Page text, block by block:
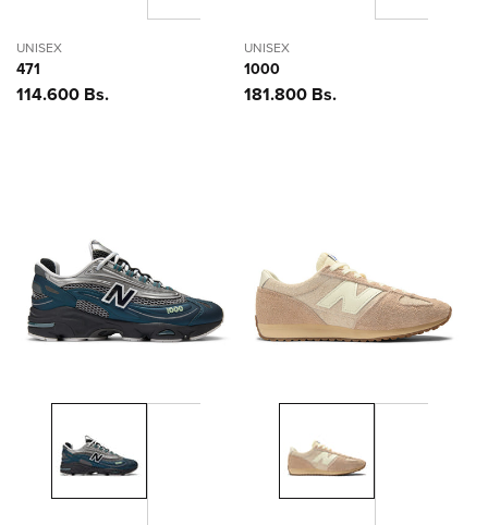
UNISEX
471
Precio
114.600 Bs.
UNISEX
1000
Precio
181.800 Bs.